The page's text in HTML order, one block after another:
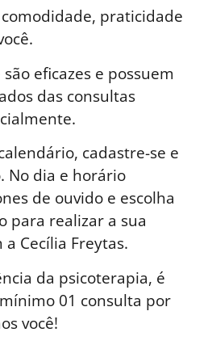
praticidade
eficazes e possuem
das consultas
cadastre-se e
No dia e horário
de ouvido e escolha
para realizar a sua
Cecília Freytas.
da psicoterapia, é
01 consulta por
você!